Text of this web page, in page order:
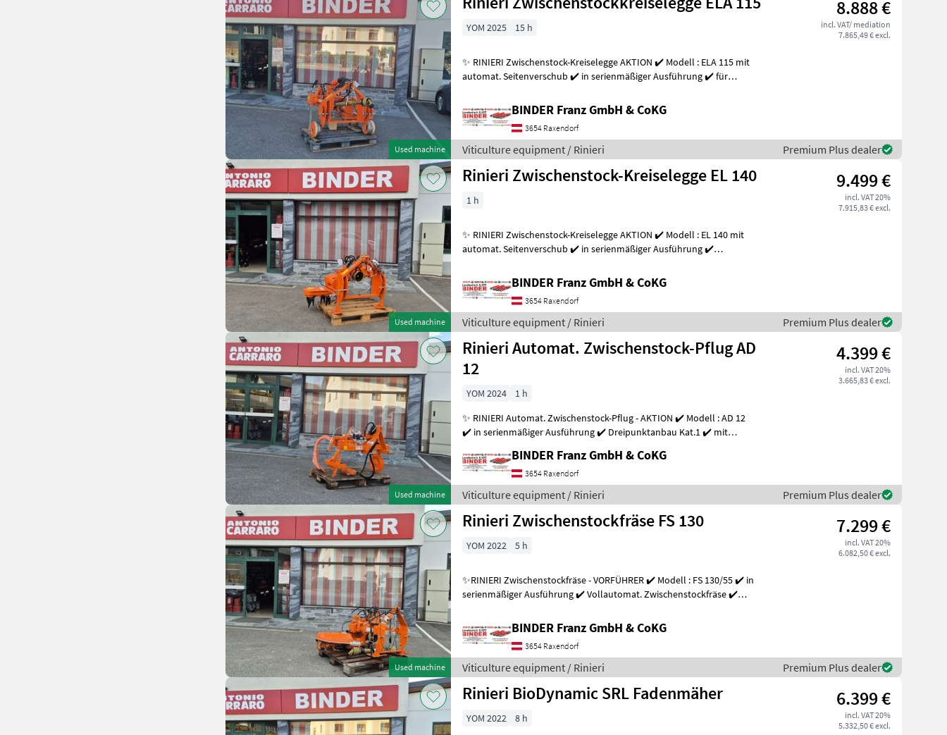
Used machine
8.888 €
incl. VAT/ mediation
7.865,49 € excl.
YOM 2025 15 h
✨ RINIERI Zwischenstock-Kreiselegge AKTION ✔️ Modell : ELA 115 mit
automat. Seitenverschub ✔️ in serienmäßiger Ausführung ✔️ für
BINDER Franz GmbH & CoKG
3654 Raxendorf
Viticulture equipment / Rinieri Premium Plus dealer
Used machine
Rinieri Zwischenstock-Kreiselegge EL 140 9.499 €
incl. VAT 20%
7.915,83 € excl.
1 h
✨ RINIERI Zwischenstock-Kreiselegge AKTION ✔️ Modell : EL 140 mit
automat. Seitenverschub ✔️ in serienmäßiger Ausführung ✔️
BINDER Franz GmbH & CoKG
3654 Raxendorf
Viticulture equipment / Rinieri Premium Plus dealer
Used machine
Rinieri Automat. Zwischenstock-Pflug AD
12
4.399 €
incl. VAT 20%
3.665,83 € excl.
YOM 2024
1 h
✨ RINIERI Automat. Zwischenstock-Pflug - AKTION ✔️ Modell : AD 12
✔️ in serienmäßiger Ausführung ✔️ Dreipunktanbau Kat.1 ✔️ mit
BINDER Franz GmbH & CoKG
3654 Raxendorf
Viticulture equipment / Rinieri Premium Plus dealer
Used machine
Rinieri Zwischenstockfräse FS 130 7.299 €
incl. VAT 20%
6.082,50 € excl.
YOM 2022 5 h
✨RINIERI Zwischenstockfräse - VORFÜHRER ✔️ Modell : FS 130/55 ✔️ in
serienmäßiger Ausführung ✔️ Vollautomat. Zwischenstockfräse ✔️
BINDER Franz GmbH & CoKG
3654 Raxendorf
Viticulture equipment / Rinieri Premium Plus dealer
Rinieri BioDynamic SRL Fadenmäher 6.399 €
incl. VAT 20%
5.332,50 € excl.
YOM 2022 8 h